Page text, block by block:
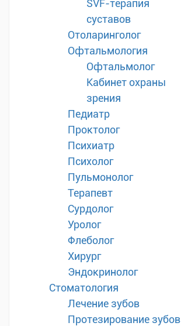
SVF-терапия
суставов
Отоларинголог
Офтальмология
Офтальмолог
Кабинет охраны
зрения
Педиатр
Проктолог
Психиатр
Психолог
Пульмонолог
Терапевт
Сурдолог
Уролог
Флеболог
Хирург
Эндокринолог
Стоматология
Лечение зубов
Протезирование зубов